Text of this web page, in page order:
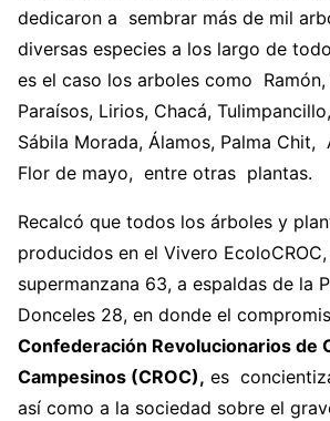
dedicaron a sembrar más de mil
diversas especies a los largo de
es el caso los arboles como Ramón,
Paraísos, Lirios, Chacá,
Sábila Morada, Álamos, Palma Chit,
Flor de mayo, entre otras plantas.
Recalcó que todos los árboles y
producidos en el Vivero
supermanzana 63, a espaldas de la
Donceles 28, en donde el
Confederación Revolucionarios de
Campesinos (CROC), es
así como a la sociedad sobre el